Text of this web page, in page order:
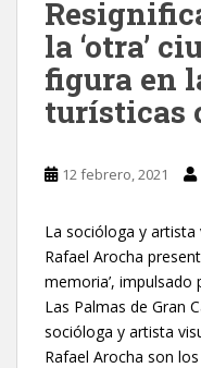
la ‘otra’
figura en
turísticas
12 febrero, 2021
La socióloga y
Rafael Arocha
memoria’, impulsado
Las Palmas de Gran
socióloga y artista
Rafael Arocha son